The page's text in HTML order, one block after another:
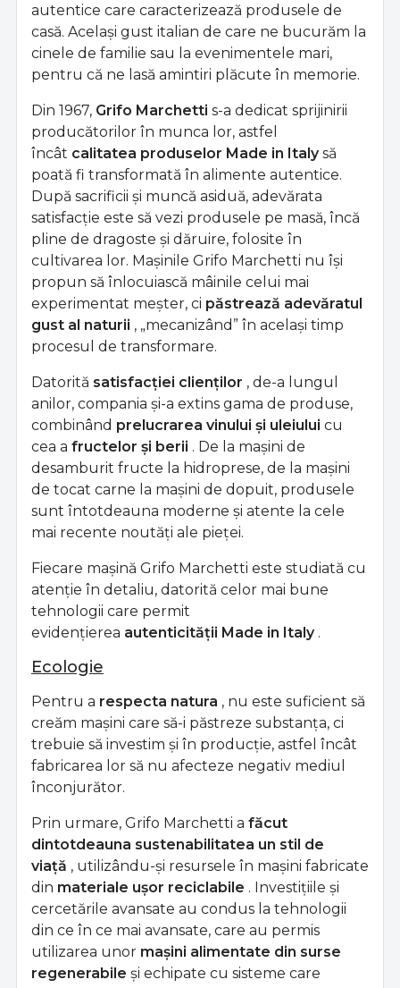
autentice care caracterizează produsele de
casă. Același gust italian de care ne bucurăm la
cinele de familie sau la evenimentele mari,
pentru că ne lasă amintiri plăcute în memorie.
Din 1967, Grifo Marchetti s-a dedicat sprijinirii
producătorilor în munca lor, astfel
încât calitatea produselor Made in Italysă
poată fi transformată în alimente autentice.
După sacrificii și muncă asiduă, adevărata
satisfacție este să vezi produsele pe masă, încă
pline de dragoste și dăruire, folosite în
cultivarea lor. Mașinile Grifo Marchetti nu își
propun să înlocuiască mâinile celui mai
experimentat meșter, ci păstrează adevăratul
gust al naturii , „mecanizând” în același timp
procesul de transformare.
Datorită satisfacției clienților , de-a lungul
anilor, compania și-a extins gama de produse,
combinând prelucrarea vinului și uleiului cu
cea a fructelor și berii . De la mașini de
desamburit fructe la hidroprese, de la mașini
de tocat carne la mașini de dopuit, produsele
sunt întotdeauna moderne și atente la cele
mai recente noutăți ale pieței.
Fiecare mașină Grifo Marchetti este studiată cu
atenție în detaliu, datorită celor mai bune
tehnologii care permit
evidențierea autenticității Made in Italy.
Ecologie
Pentru a respecta natura , nu este suficient să
creăm mașini care să-i păstreze substanța, ci
trebuie să investim și în producție, astfel încât
fabricarea lor să nu afecteze negativ mediul
înconjurător.
Prin urmare, Grifo Marchetti a făcut
dintotdeauna sustenabilitatea un stil de
viață , utilizându-și resursele în mașini fabricate
din materiale ușor reciclabile . Investițiile și
cercetările avansate au condus la tehnologii
din ce în ce mai avansate, care au permis
utilizarea unor mașini alimentate din surse
regenerabile și echipate cu sisteme care